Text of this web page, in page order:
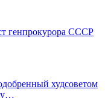
генпрокурора СССР
худсоветом